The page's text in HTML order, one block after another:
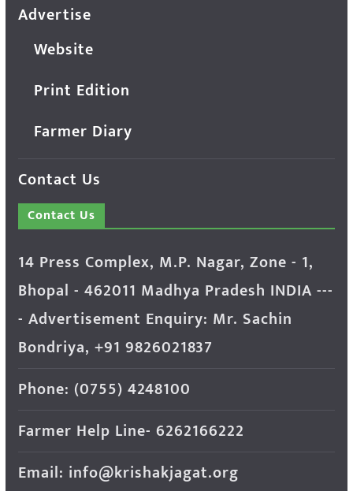
Advertise
Website
Print Edition
Farmer Diary
Contact Us
Contact Us
14 Press Complex, M.P. Nagar, Zone - 1,
Bhopal - 462011 Madhya Pradesh INDIA ---
- Advertisement Enquiry: Mr. Sachin
Bondriya, +91 9826021837
Phone: (0755) 4248100
Farmer Help Line- 6262166222
Email: info@krishakjagat.org